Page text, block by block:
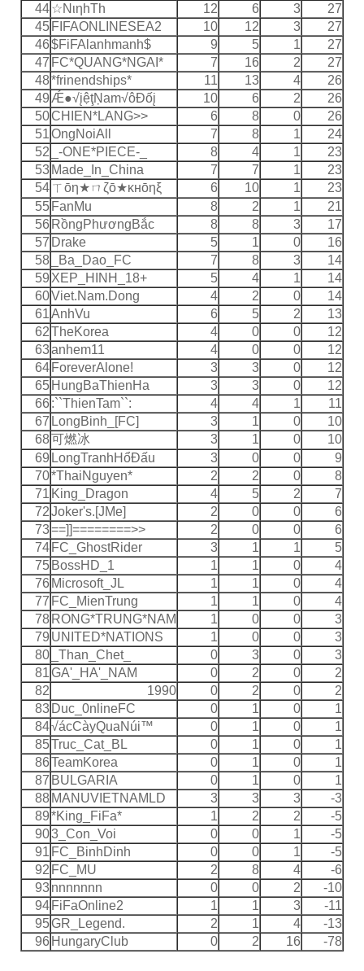
44☆ΝιηhΤh 12 6 3
27
45 FIFAONLINESEA2 10 12 3
27
46$FiFAlanhmanh$ 9 5 1
27
47 FC*QUANG*NGAI* 7 16 2
27
48*frinendships* 11 13 4
26
49 Ǽ●√įệţŅam√ôÐốį 10 6 2
26
50CHIEN*LANG>> 6 8 0
26
51OngNoiAll 7 8 1
24
52
_-ONE*PIECE-_ 8 4 1
23
53 Made_In_China 7 7 1
23
54 ㄒōη★ㄇζō★κнōηξ 6 10 1
23
55 FanMu 8 2 1
21
56 RồngPhươngBắc 8 8 3
17
57 Drake 5 1 0
16
58
_Ba_Dao_FC 7 8 3
14
59 XEP_HINH_18+ 5 4 1
14
60Viet.Nam.Dong 4 2 0
14
61AnhVu 6 5 2
13
62TheKorea 4 0 0
12
63anhem11 4 0 0
12
64 ForeverAlone! 3 3 0
12
65 HungBaThienHa 3 3 0
12
66 :``ThienTam``: 4 4 1
11
67 LongBinh_[FC] 3 1 0
10
68可燃冰 3 1 0
10
69 LongTranhHổÐấu 3 0 0
9
70*ThaiNguyen* 2 2 0
8
71 King_Dragon 4 5 2
7
72Joker's.[JMe] 2 0 0
6
73==]]========>> 2 0 0
6
74 FC_GhostRider 3 1 1
5
75 BossHD_1 1 1 0
4
76 Microsoft_JL 1 1 0
4
77 FC_MienTrung 1 1 0
4
78 RONG*TRUNG*NAM 1 0 0
3
79 UNITED*NATIONS 1 0 0
3
80
_Than_Chet_ 0 3 0
3
81GA'_HA'_NAM 0 2 0
2
82
1990 0 2 0
2
83 Duc_0nlineFC 0 1 0
1
84√ácCàyQuaNúi™ 0 1 0
1
85Truc_Cat_BL 0 1 0
1
86TeamKorea 0 1 0
1
87 BULGARIA 0 1 0
1
88 MANUVIETNAMLD 3 3 3
-3
89*King_FiFa* 1 2 2
-5
903_Con_Voi 0 0 1
-5
91 FC_BinhDinh 0 0 1
-5
92 FC_MU 2 8 4
-6
93nnnnnnn 0 0 2
-10
94 FiFaOnline2 1 1 3
-11
95GR_Legend. 2 1 4
-13
96 HungaryClub 0 2 16 -78